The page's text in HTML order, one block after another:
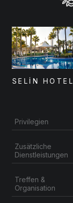
SELİN HOTEL
Privilegien
Zusätzliche
Dienstleistungen
Treffen &
Organisation